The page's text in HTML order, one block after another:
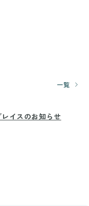
一覧
イスのお知らせ